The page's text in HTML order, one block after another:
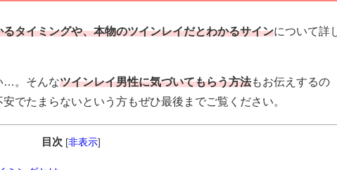
タイミングや、本物のツインレイだとわかるサインについて詳し
…。そんなツインレイ男性に気づいてもらう方法もお伝えするの
でたまらないという方もぜひ最後までご覧ください。
目次 [非表示]